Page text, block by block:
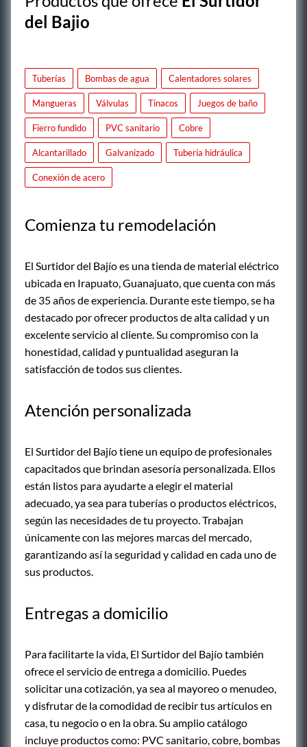
del Bajio
Tuberías Bombas de agua Calentadores solares
Mangueras Válvulas Tinacos Juegos de baño
Fierro fundido PVC sanitario Cobre
Alcantarillado Galvanizado Tubería hidráulica
Conexión de acero
Comienza tu remodelación
El Surtidor del Bajío es una tienda de material eléctrico
ubicada en Irapuato, Guanajuato, que cuenta con más
de 35 años de experiencia. Durante este tiempo, se ha
destacado por ofrecer productos de alta calidad y un
excelente servicio al cliente. Su compromiso con la
honestidad, calidad y puntualidad aseguran la
satisfacción de todos sus clientes.
Atención personalizada
El Surtidor del Bajío tiene un equipo de profesionales
capacitados que brindan asesoría personalizada. Ellos
están listos para ayudarte a elegir el material
adecuado, ya sea para tuberías o productos eléctricos,
según las necesidades de tu proyecto. Trabajan
únicamente con las mejores marcas del mercado,
garantizando así la seguridad y calidad en cada uno de
sus productos.
Entregas a domicilio
Para facilitarte la vida, El Surtidor del Bajío también
ofrece el servicio de entrega a domicilio. Puedes
solicitar una cotización, ya sea al mayoreo o menudeo,
y disfrutar de la comodidad de recibir tus artículos en
casa, tu negocio o en la obra. Su amplio catálogo
incluye productos como: PVC sanitario, cobre, bombas